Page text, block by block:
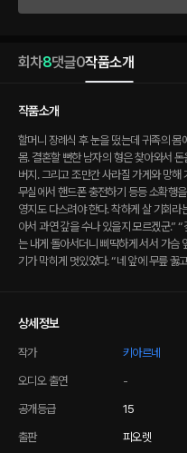
회차8댓글0작품소개
작품소개
할머니 장례식 후 눈을 떴는데 귀족의 몸
몸. 결혼할 뻔한 남자의 형은 찾아와서
버지. 그리고 조만간 사라질 가게와 망
무실에서 핸드폰 충전하기 등등 소확행
영지도 다스려야 한다. 착하게 살 기회
아서 과연 갚을 수나 있을지 모르겠군.”
는 내게 돌아서더니 삐딱하게 서서 가슴
기가 막히게 멋있었다. “네 앞에 무릎 꿇
상세정보
작가 키아르네
오디오 출연 -
공개등급 15
출판 피오렛